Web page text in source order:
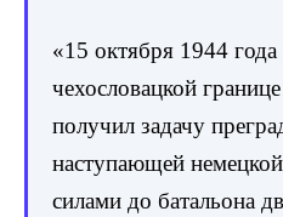
«15 октября 1944
чехословацкой
получил задачу
наступающей
силами до батальона